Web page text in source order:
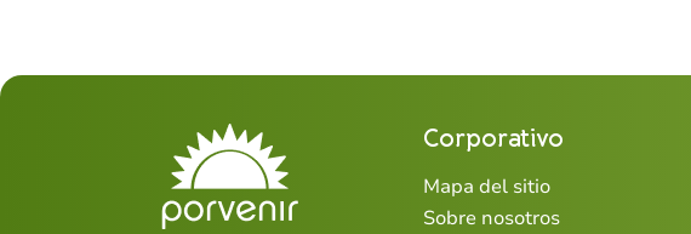
Corporativo
Mapa del sitio
Sobre nosotros